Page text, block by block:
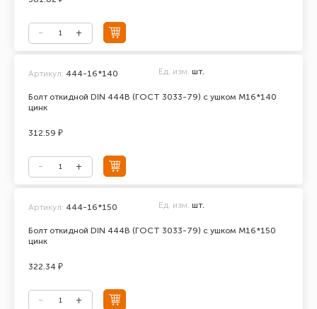
Болт откидной DIN 444В (ГОСТ 3033-79) с ушком М16*140
цинк
Артикул: 444-16*140 Ед. изм. шт.
312.59 ₽
Болт откидной DIN 444В (ГОСТ 3033-79) с ушком М16*150
цинк
Артикул: 444-16*150 Ед. изм. шт.
322.34 ₽